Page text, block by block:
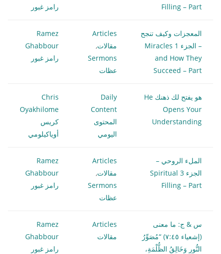
Filling – Part
رامز غبور
المعجزات وكيف تنجح
– الجزء 1 Miracles
and How They
Succeed – Part
Articles
مقالات,
Sermons
عظات
Ramez
Ghabbour
رامز غبور
هو يفتح لك ذهنك He
Opens Your
Understanding
Daily
Content
المحتوى
اليومي
Chris
Oyakhilome
كريس
أوياكيلومي
الملء الروحي –
الجزء 3 Spiritual
Filling – Part
Articles
مقالات,
Sermons
عظات
Ramez
Ghabbour
رامز غبور
س & ج: ما معنى
(إشعياء ٧:٤٥) “مُصَوِّرُ
النُّورِ وَخَالِقُ الظُّلْمَةِ،
Articles
مقالات
Ramez
Ghabbour
رامز غبور